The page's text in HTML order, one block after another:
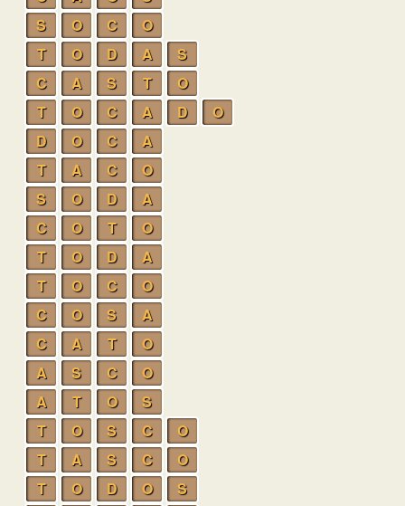
S
O C
O
T
O D A
S
C
A S T
O
T
O C A D
O
D
O C
A
T
A C
O
S
O D
A
C
O T
O
T
O D
A
T
O C
O
C
O S
A
C
A T
O
A
S C
O
A
T O
S
T
O S C
O
T
A S C
O
T
O D O
S